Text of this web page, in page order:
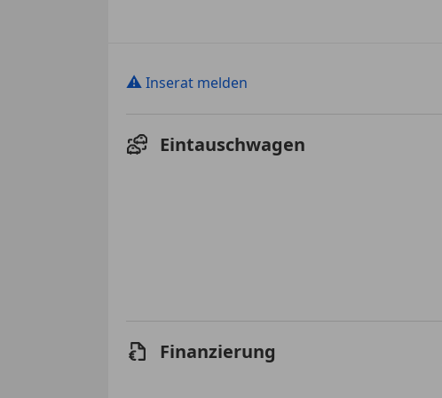
⚠ Inserat melden
Eintauschwagen
Finanzierung